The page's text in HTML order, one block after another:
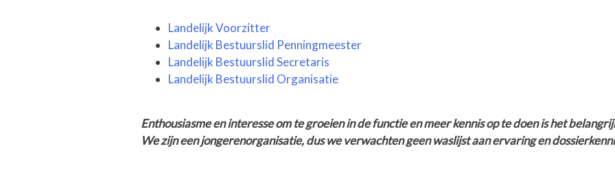
Landelijk Voorzitter
Landelijk Bestuurslid Penningmeester
Landelijk Bestuurslid Secretaris
Landelijk Bestuurslid Organisatie
Enthousiasme en interesse om te groeien in de functie en meer kennis op te doen is het
We zijn een jongerenorganisatie, dus we verwachten geen waslijst aan ervaring en